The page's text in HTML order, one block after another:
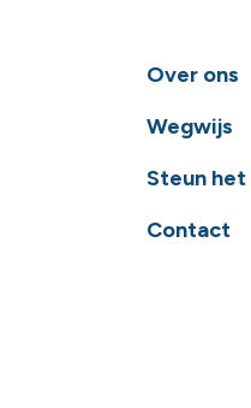
Over ons
Wegwijs
Steun het
Contact